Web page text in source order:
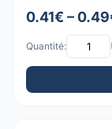
0.41€ –
Quantité: